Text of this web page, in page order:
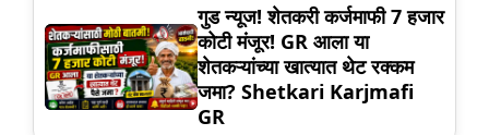
गुड न्यूज! शेतकरी कर्जमाफी 7 हजार
कोटी मंजूर! GR आला या
शेतकऱ्यांच्या खात्यात थेट रक्कम
जमा? Shetkari Karjmafi
GR